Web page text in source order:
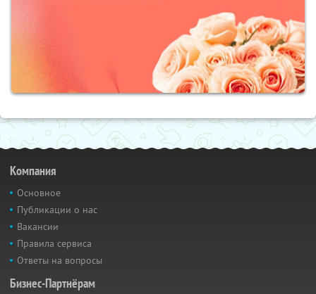
Компания
Основное
Публикации о нас
Вакансии
Правила сервиса
Ответы на вопросы
Бизнес-Партнёрам